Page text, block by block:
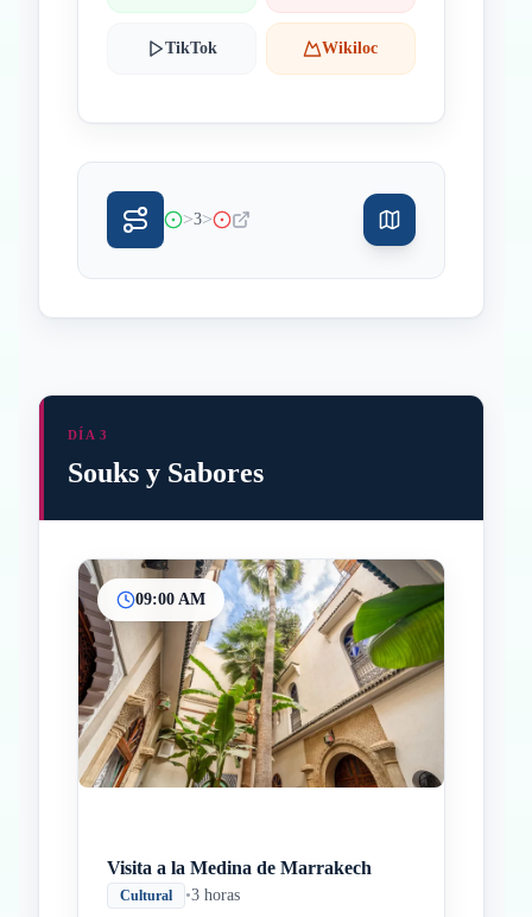
TikTok Wikiloc
>3>
InicioParadas intermedias
Final
DÍA 3
Souks y Sabores
09:00 AM
Visita a la Medina de Marrakech
Cultural •3 horas